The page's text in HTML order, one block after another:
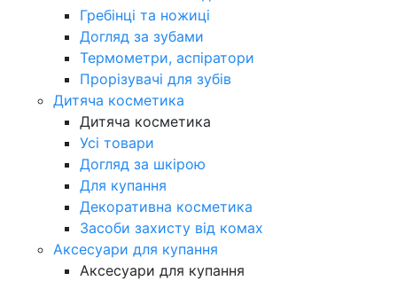
Гребінці та ножиці
Догляд за зубами
Термометри, аспіратори
Прорізувачі для зубів
Дитяча косметика
Дитяча косметика
Усі товари
Догляд за шкірою
Для купання
Декоративна косметика
Засоби захисту від комах
Аксесуари для купання
Аксесуари для купання